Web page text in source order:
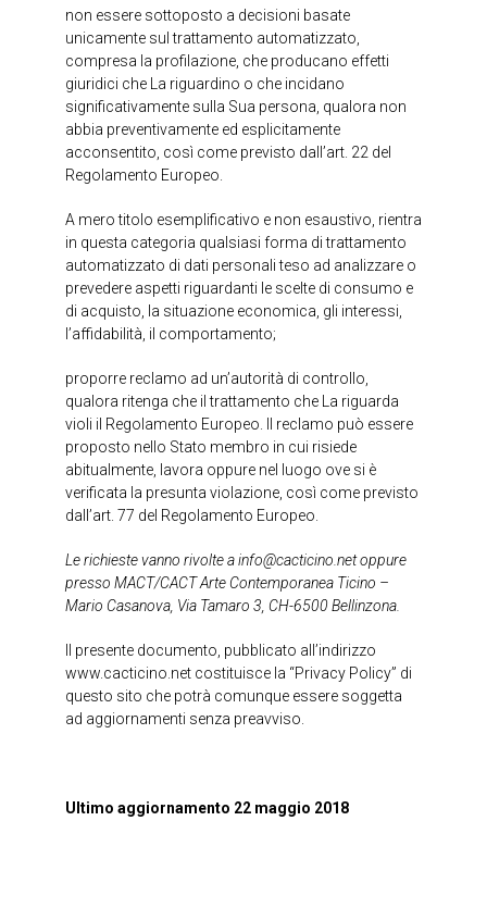
non essere sottoposto a decisioni basate
unicamente sul trattamento automatizzato,
compresa la profilazione, che producano effetti
giuridici che La riguardino o che incidano
significativamente sulla Sua persona, qualora non
abbia preventivamente ed esplicitamente
acconsentito, così come previsto dall’art. 22 del
Regolamento Europeo.
A mero titolo esemplificativo e non esaustivo, rientra
in questa categoria qualsiasi forma di trattamento
automatizzato di dati personali teso ad analizzare o
prevedere aspetti riguardanti le scelte di consumo e
di acquisto, la situazione economica, gli interessi,
l’affidabilità, il comportamento;
proporre reclamo ad un’autorità di controllo,
qualora ritenga che il trattamento che La riguarda
violi il Regolamento Europeo. Il reclamo può essere
proposto nello Stato membro in cui risiede
abitualmente, lavora oppure nel luogo ove si è
verificata la presunta violazione, così come previsto
dall’art. 77 del Regolamento Europeo.
Le richieste vanno rivolte a info@cacticino.net oppure
presso MACT/CACT Arte Contemporanea Ticino –
Mario Casanova, Via Tamaro 3, CH-6500 Bellinzona.
Il presente documento, pubblicato all’indirizzo
www.cacticino.netcostituisce la “Privacy Policy” di
questo sito che potrà comunque essere soggetta
ad aggiornamenti senza preavviso.
Ultimo aggiornamento 22 maggio 2018